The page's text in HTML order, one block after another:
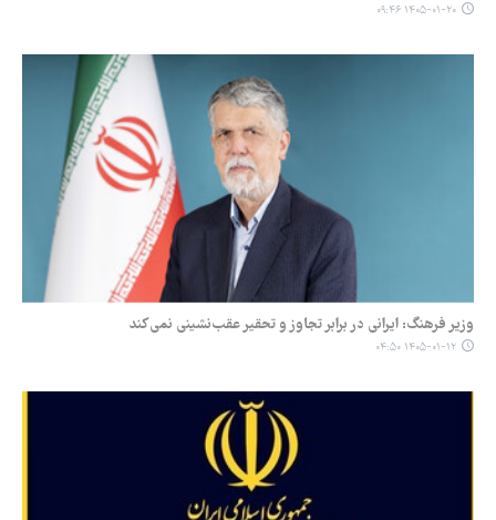
۱۴۰۵-۰۱-۲۰ ۰۹:۴۶
وزیر فرهنگ: ایرانی در برابر تجاوز و تحقیر عقب‌نشینی نمی‌کند
۱۴۰۵-۰۱-۱۲ ۰۴:۵۰